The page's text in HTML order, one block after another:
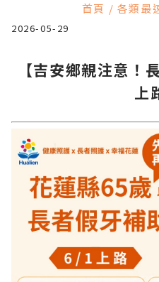
首頁 / 各類最
2026-05-29
【吉安鄉親注意！
上